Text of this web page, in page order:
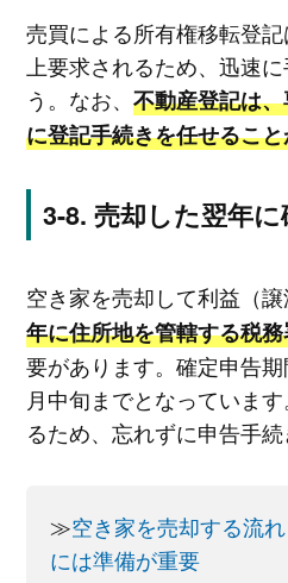
売買による所有権移転登
上要求されるため、迅速
う。なお、 不動産登記は
に登記手続きを任せるこ
売却した翌年に
空き家を売却して利益（譲
年に住所地を管轄する税
要があります。確定申告
月中旬までとなっていま
るため、忘れずに申告手続
≫空き家を売却する流
には準備が重要